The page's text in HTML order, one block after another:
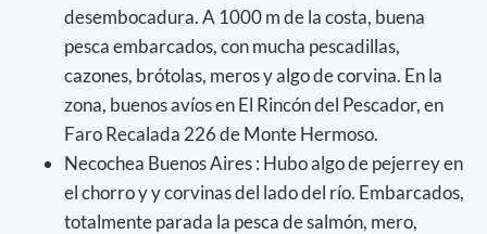
desembocadura. A 1000 m de la costa, buena
pesca embarcados, con mucha pescadillas,
cazones, brótolas, meros y algo de corvina. En la
zona, buenos avíos en El Rincón del Pescador, en
Faro Recalada 226 de Monte Hermoso.
Necochea Buenos Aires : Hubo algo de pejerrey en
el chorro y y corvinas del lado del río. Embarcados,
totalmente parada la pesca de salmón, mero,